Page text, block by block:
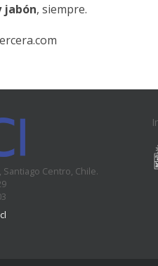
jabón, siempre.
Santiago Centro, Chile.